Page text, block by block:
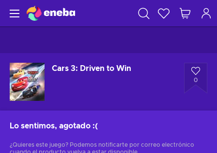
Cars 3: Driven to Win
0
Lo sentimos, agotado :(
¿Quieres este juego? Podemos notificarte por correo electrónico